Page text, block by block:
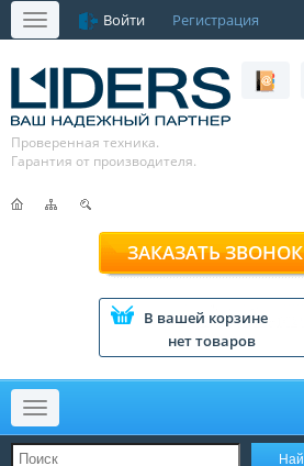
Меню Войти Регистрация
Проверенная техника.
Гарантия от производителя.
ЗАКАЗАТЬ ЗВОНОК
В вашей корзине
нет товаров
Меню